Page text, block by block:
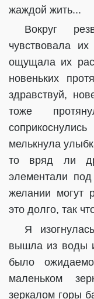
жаждой жить...
Вокруг
чувствовала
ощущала их
новеньких
здравствуй,
тоже
мелькнула
то вряд ли
элементали
желании могут
это долго, так
Я
вышла из воды
было
маленьком
зеркалом горы